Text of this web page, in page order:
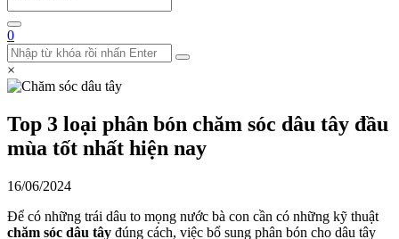
0
×
Top 3 loại phân bón chăm sóc dâu tây đầu
mùa tốt nhất hiện nay
16/06/2024
Để có những trái dâu to mọng nước bà con cần có những kỹ thuật
chăm sóc dâu tây đúng cách, việc bổ sung phân bón cho dâu tây